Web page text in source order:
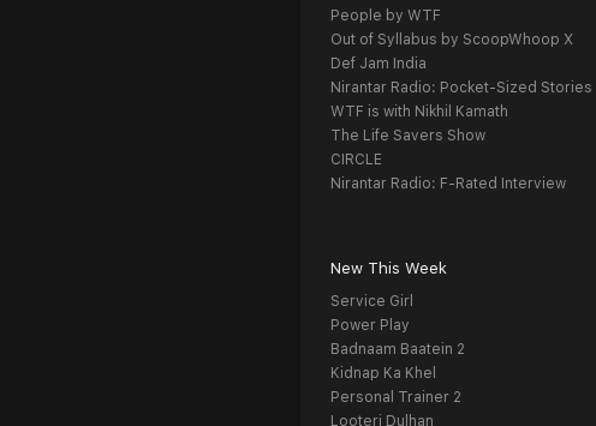
People by WTF
Out of Syllabus by ScoopWhoop X
Def Jam India
Nirantar Radio: Pocket-Sized Stories
WTF is with Nikhil Kamath
The Life Savers Show
CIRCLE
Nirantar Radio: F-Rated Interview
New This Week
Service Girl
Power Play
Badnaam Baatein 2
Kidnap Ka Khel
Personal Trainer 2
Looteri Dulhan